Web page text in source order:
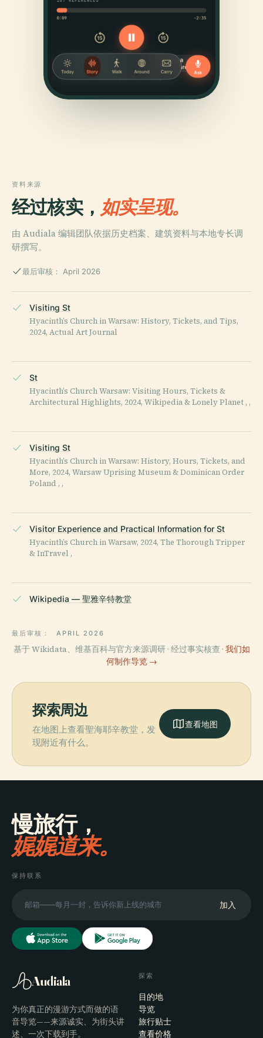
资料来源
经过核实， 如实呈现。
由 Audiala 编辑团队依据历史档案、建筑资料与本地专长调
研撰写。
最后审核： April 2026
Visiting St
Hyacinth’s Church in Warsaw: History, Tickets, and Tips,
2024, Actual Art Journal
St
Hyacinth’s Church Warsaw: Visiting Hours, Tickets &
Architectural Highlights, 2024, Wikipedia & Lonely Planet , ,
Visiting St
Hyacinth’s Church in Warsaw: History, Hours, Tickets, and
More, 2024, Warsaw Uprising Museum & Dominican Order
Poland , ,
Visitor Experience and Practical Information for St
Hyacinth’s Church in Warsaw, 2024, The Thorough Tripper
& InTravel ,
Wikipedia — 聖雅辛特教堂
最后审核： APRIL 2026
基于 Wikidata、维基百科与官方来源调研 · 经过事实核查 · 我们如
何制作导览 →
探索周边
在地图上查看聖海耶辛教堂，发
现附近有什么。
查看地图
慢旅行，
娓娓道来。
保持联系
加入
Audiala
为你真正的漫游方式而做的语
音导览——来源诚实、为街头讲
述、一次下载到手。
探索
目的地
导览
旅行贴士
查看价格